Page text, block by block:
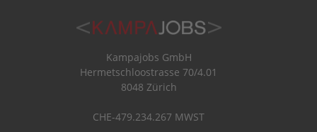
Kampajobs GmbH
Hermetschloostrasse 70/4.01
8048 Zürich
CHE-479.234.267 MWST